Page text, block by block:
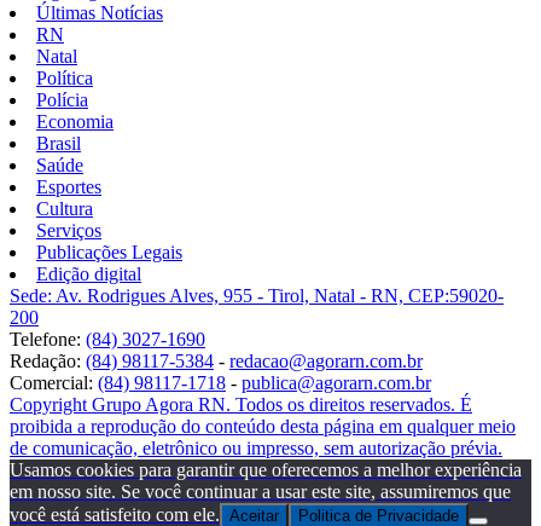
Últimas Notícias
RN
Natal
Política
Polícia
Economia
Brasil
Saúde
Esportes
Cultura
Serviços
Publicações Legais
Edição digital
Sede: Av. Rodrigues Alves, 955 - Tirol, Natal - RN, CEP:59020-
200
Telefone: (84) 3027-1690
Redação: (84) 98117-5384 - redacao@agorarn.com.br
Comercial: (84) 98117-1718 - publica@agorarn.com.br
Copyright Grupo Agora RN. Todos os direitos reservados. É
proibida a reprodução do conteúdo desta página em qualquer meio
de comunicação, eletrônico ou impresso, sem autorização prévia.
Usamos cookies para garantir que oferecemos a melhor experiência
em nosso site. Se você continuar a usar este site, assumiremos que
você está satisfeito com ele. Aceitar Politica de Privacidade